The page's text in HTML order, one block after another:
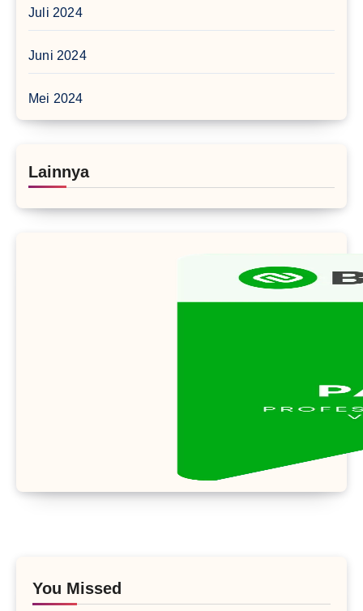
Juli 2024
Juni 2024
Mei 2024
Lainnya
You Missed